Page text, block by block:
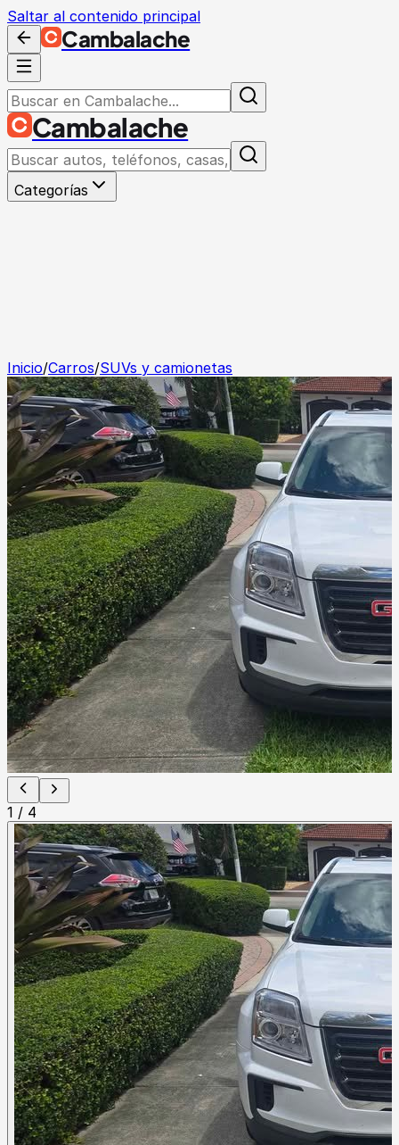
Saltar al contenido principal
Cambalache
Cambalache
Categorías
Inicio/Carros/SUVs y camionetas
1 / 4